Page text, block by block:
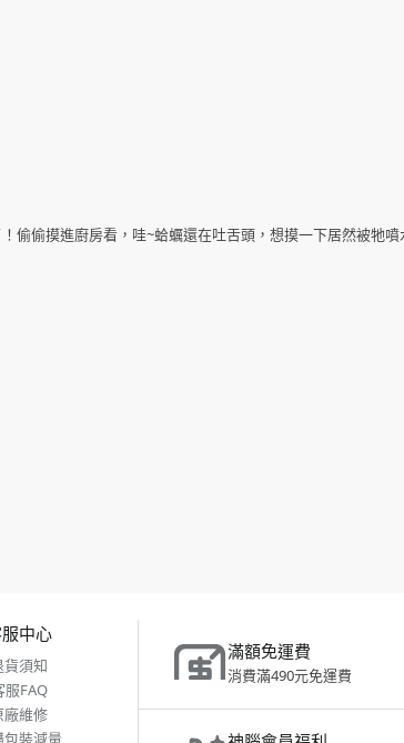
偷偷摸進廚房看，哇~蛤蠣還在吐舌頭，想摸一下居然被牠
中心
貨須知
服FAQ
廠維修
包裝減量
滿額免運費
消費滿490元免運費